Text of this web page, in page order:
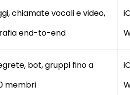
chiamate vocali e video,
end-to-end
bot, gruppi fino a
membri